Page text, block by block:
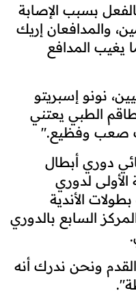
بسبب الإصابة
والمدافعان إريك
يغيب المدافع
نونو إسبريتو
الطبي يعتني
صعب وفظيع".
دوري أبطال
الأولى لدوري
الأندية
السابع بالدوري
.
ونحن ندرك أنه